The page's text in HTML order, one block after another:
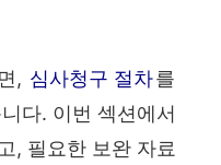
, 심사청구 절차를
다. 이번 섹션에서
, 필요한 보완 자료